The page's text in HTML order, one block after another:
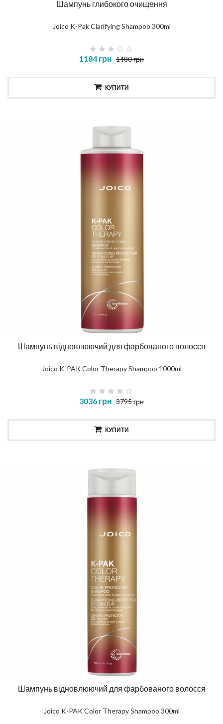
Шампунь глибокого очищення
Joico K-Pak Clarifying Shampoo 300ml
1184 грн 1480 грн
КУПИТИ
Шампунь відновлюючий для фарбованого волосся
Joico K-PAK Color Therapy Shampoo 1000ml
3036 грн 3795 грн
КУПИТИ
Шампунь відновлюючий для фарбованого волосся
Joico K-PAK Color Therapy Shampoo 300ml